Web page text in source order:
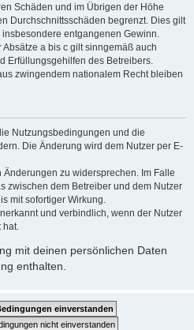
Schäden und im Übrigen der Höhe
Durchschnittsschäden begrenzt. Dies gilt
entgangenen Gewinn.
a bis c gilt sinngemäß auch
Erfüllungsgehilfen des Betreibers.
zwingendem nationalem Recht bleiben
Nutzungsbedingungen und die
Die Änderung wird dem Nutzer per E-
Änderungen zu widersprechen. Im Falle
zwischen dem Betreiber und dem Nutzer
mit sofortiger Wirkung.
und verbindlich, wenn der Nutzer
hat.
mit deinen persönlichen Daten
enthalten.